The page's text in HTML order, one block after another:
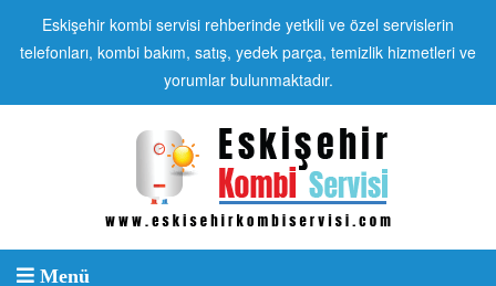
Eskişehir kombi servisi rehberinde yetkili ve özel servislerin
telefonları, kombi bakım, satış, yedek parça, temizlik hizmetleri ve
yorumlar bulunmaktadır.
Menü